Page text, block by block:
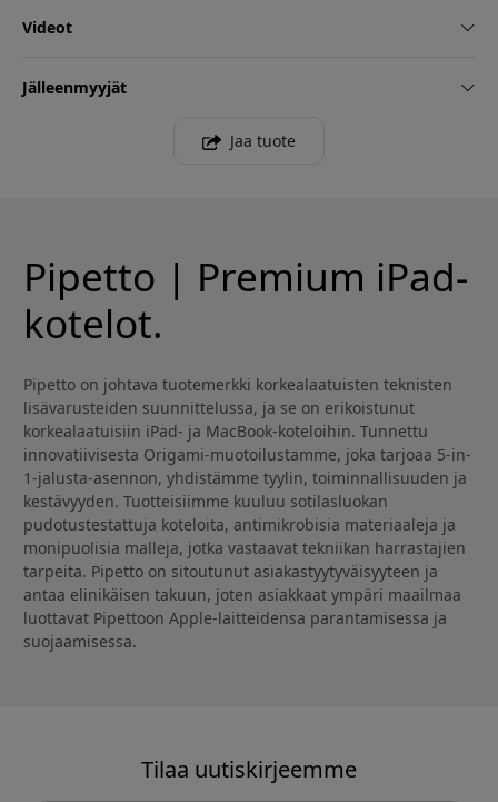
Videot
Jälleenmyyjät
Jaa tuote
Pipetto | Premium iPad-
kotelot.
Pipetto on johtava tuotemerkki korkealaatuisten teknisten
lisävarusteiden suunnittelussa, ja se on erikoistunut
korkealaatuisiin iPad- ja MacBook-koteloihin. Tunnettu
innovatiivisesta Origami-muotoilustamme, joka tarjoaa 5-in-
1-jalusta-asennon, yhdistämme tyylin, toiminnallisuuden ja
kestävyyden. Tuotteisiimme kuuluu sotilasluokan
pudotustestattuja koteloita, antimikrobisia materiaaleja ja
monipuolisia malleja, jotka vastaavat tekniikan harrastajien
tarpeita. Pipetto on sitoutunut asiakastyytyväisyyteen ja
antaa elinikäisen takuun, joten asiakkaat ympäri maailmaa
luottavat Pipettoon Apple-laitteidensa parantamisessa ja
suojaamisessa.
Tilaa uutiskirjeemme